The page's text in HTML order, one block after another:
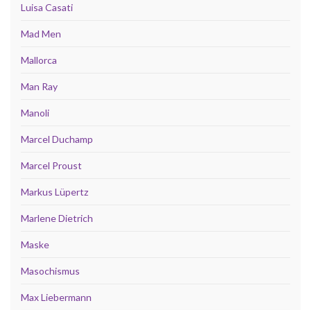
Luisa Casati
Mad Men
Mallorca
Man Ray
Manoli
Marcel Duchamp
Marcel Proust
Markus Lüpertz
Marlene Dietrich
Maske
Masochismus
Max Liebermann